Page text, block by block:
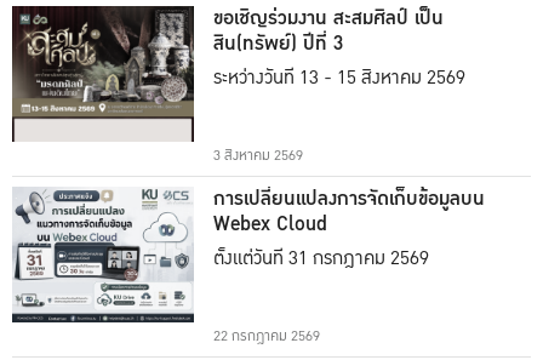
ขอเชิญร่วมงาน สะสมศิลป์ เป็น
สิน(ทรัพย์) ปีที่ 3
ระหว่างวันที่ 13 - 15 สิงหาคม 2569
3 สิงหาคม 2569
การเปลี่ยนแปลงการจัดเก็บข้อมูลบน
Webex Cloud
ตั้งแต่วันที่ 31 กรกฎาคม 2569
22 กรกฎาคม 2569